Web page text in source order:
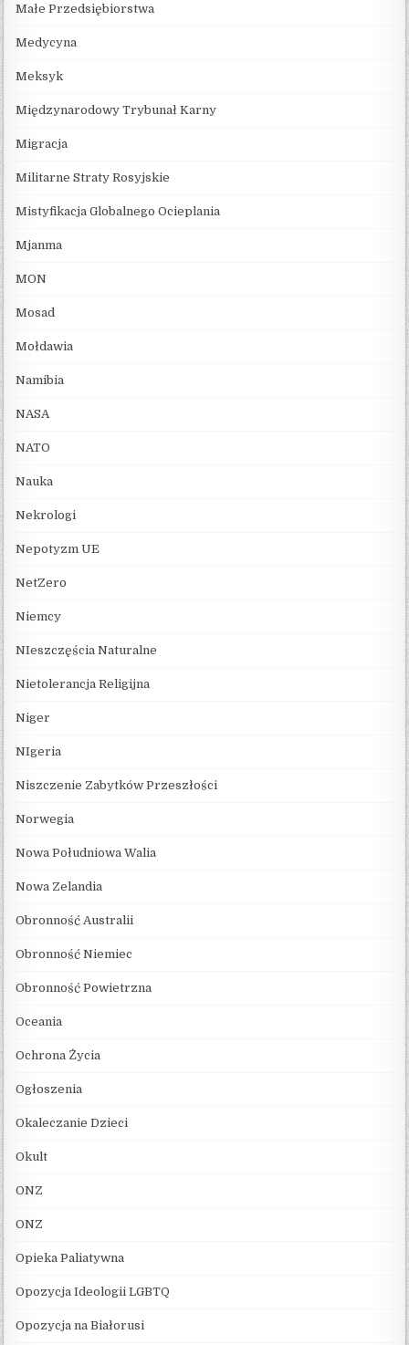
Małe Przedsiębiorstwa
Medycyna
Meksyk
Międzynarodowy Trybunał Karny
Migracja
Militarne Straty Rosyjskie
Mistyfikacja Globalnego Ocieplania
Mjanma
MON
Mosad
Mołdawia
Namibia
NASA
NATO
Nauka
Nekrologi
Nepotyzm UE
NetZero
Niemcy
NIeszczęścia Naturalne
Nietolerancja Religijna
Niger
NIgeria
Niszczenie Zabytków Przeszłości
Norwegia
Nowa Południowa Walia
Nowa Zelandia
Obronność Australii
Obronność Niemiec
Obronność Powietrzna
Oceania
Ochrona Życia
Ogłoszenia
Okaleczanie Dzieci
Okult
ONZ
ONZ
Opieka Paliatywna
Opozycja Ideologii LGBTQ
Opozycja na Białorusi